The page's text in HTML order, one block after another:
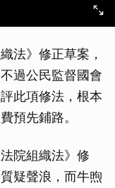
法》修正草案，
過公民監督國會
此項修法，根本
預先鋪路。
院組織法》修
疑聲浪，而牛煦